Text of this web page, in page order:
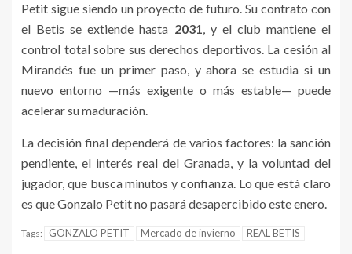
Petit sigue siendo un proyecto de futuro. Su contrato con
el Betis se extiende hasta 2031, y el club mantiene el
control total sobre sus derechos deportivos. La cesión al
Mirandés fue un primer paso, y ahora se estudia si un
nuevo entorno —más exigente o más estable— puede
acelerar su maduración.
La decisión final dependerá de varios factores: la sanción
pendiente, el interés real del Granada, y la voluntad del
jugador, que busca minutos y confianza. Lo que está claro
es que Gonzalo Petit no pasará desapercibido este enero.
Tags: GONZALO PETIT Mercado de invierno REAL BETIS